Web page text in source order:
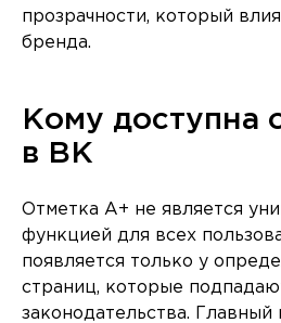
прозрачности, который
бренда.
Кому доступна
в ВК
Отметка A+ не является
функцией для всех
появляется только у
страниц, которые
законодательства.